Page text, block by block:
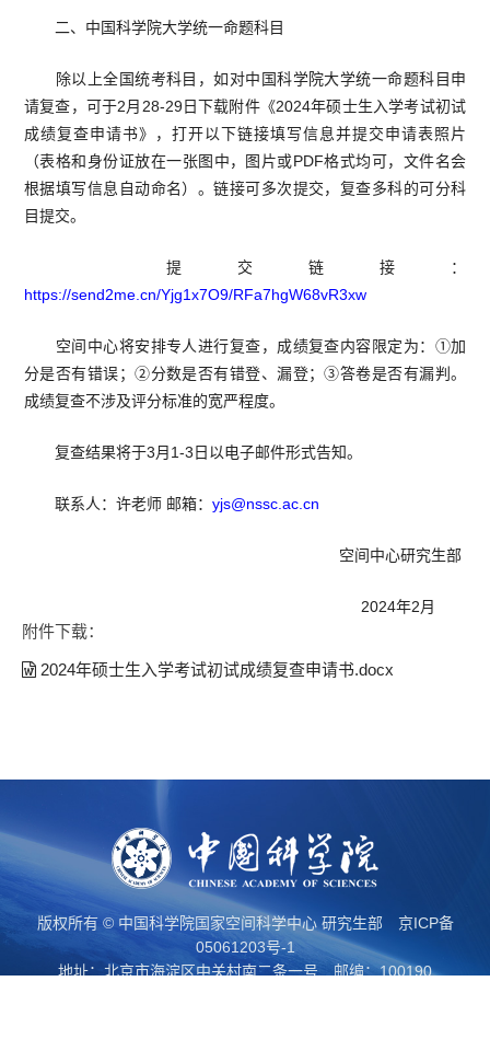
二、中国科学院大学统一命题科目
除以上全国统考科目，如对中国科学院大学统一命题科目申
请复查，可于2月 28-29日下载附件《2024年硕士生入学考试初试
成绩复查申请书》，打开以下链接填写信息并提交申请表照片
（表格和身份证放在一张图中，图片或PDF格式均可，文件名会
根据填写信息自动命名）。链接可多次提交，复查多科的可分科
目提交。
提交链接：
https://send2me.cn/Yjg1x7O9/RFa7hgW68vR3xw
空间中心将安排专人进行复查，成绩复查内容限定为：①加
分是否有错误；②分数是否有错登、漏登；③答卷是否有漏判。
成绩复查不涉及评分标准的宽严程度。
复查结果将于3月 1-3 日以电子邮件形式告知。
联系人：许老师 邮箱： yjs@nssc.ac.cn
空间中心研究生部
2024年2月
附件下载：
2024年硕士生入学考试初试成绩复查申请书.docx
版权所有 © 中国科学院国家空间科学中心 研究生部 京ICP备
05061203号-1
地址：北京市海淀区中关村南二条一号 邮编：100190